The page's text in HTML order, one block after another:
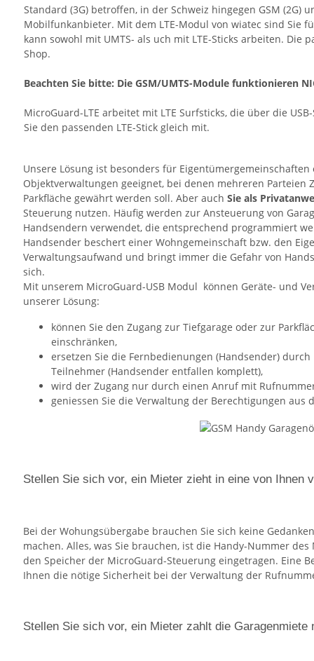
Standard (3G) betroffen, in der Schweiz hingegen GSM (2G)
Mobilfunkanbieter. Mit dem LTE-Modul von wiatec sind Sie
kann sowohl mit UMTS- als uch mit LTE-Sticks arbeiten. Die
Shop.
Beachten Sie bitte: Die GSM/UMTS-Module funktionieren
MicroGuard-LTE arbeitet mit LTE Surfsticks, die über die
Sie den passenden LTE-Stick gleich mit.
Unsere Lösung ist besonders für
Objektverwaltungen geeignet, bei denen mehreren Parteien
Parkfläche gewährt werden soll. Aber auch Sie als
Steuerung nutzen. Häufig werden zur Ansteuerung von
Handsendern verwendet, die entsprechend programmiert
Handsender beschert einer Wohngemeinschaft bzw. den
Verwaltungsaufwand und bringt immer die Gefahr von
sich.
Mit unserem MicroGuard-USB Modul können Geräte- und
unserer Lösung:
können Sie den Zugang zur Tiefgarage oder zur
einschränken,
ersetzen Sie die Fernbedienungen (Handsender)
Teilnehmer (Handsender entfallen komplett),
wird der Zugang nur durch einen Anruf mit
geniessen Sie die Verwaltung der Berechtigungen aus
Stellen Sie sich vor, ein Mieter zieht in eine von Ihnen
Bei der Wohungsübergabe brauchen Sie sich keine
machen. Alles, was Sie brauchen, ist die Handy-Nummer
den Speicher der MicroGuard-Steuerung eingetragen. Eine
Ihnen die nötige Sicherheit bei der Verwaltung der
Stellen Sie sich vor, ein Mieter zahlt die Garagenmiete